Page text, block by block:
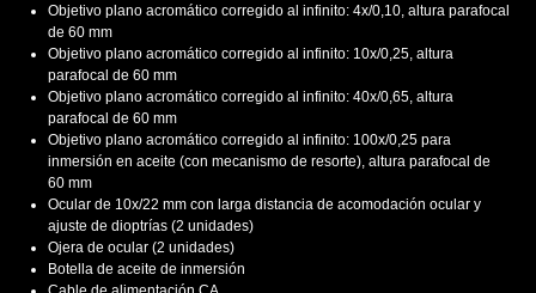
Objetivo plano acromático corregido al infinito: 4x/0,10, altura parafocal
de 60 mm
Objetivo plano acromático corregido al infinito: 10x/0,25, altura
parafocal de 60 mm
Objetivo plano acromático corregido al infinito: 40x/0,65, altura
parafocal de 60 mm
Objetivo plano acromático corregido al infinito: 100x/0,25 para
inmersión en aceite (con mecanismo de resorte), altura parafocal de
60 mm
Ocular de 10x/22 mm con larga distancia de acomodación ocular y
ajuste de dioptrías (2 unidades)
Ojera de ocular (2 unidades)
Botella de aceite de inmersión